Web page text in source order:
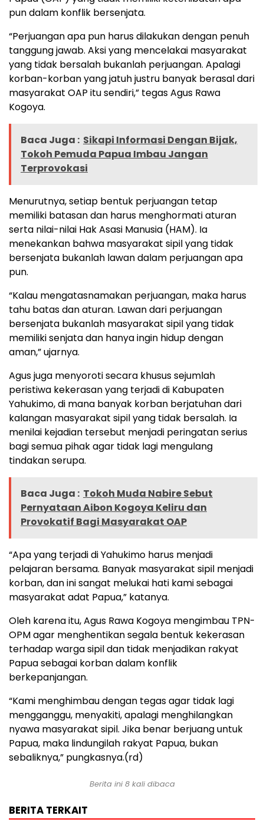
pun dalam konflik bersenjata.
“Perjuangan apa pun harus dilakukan dengan penuh
tanggung jawab. Aksi yang mencelakai masyarakat
yang tidak bersalah bukanlah perjuangan. Apalagi
korban-korban yang jatuh justru banyak berasal dari
masyarakat OAP itu sendiri,” tegas Agus Rawa
Kogoya.
Baca Juga : Sikapi Informasi Dengan Bijak,
Tokoh Pemuda Papua Imbau Jangan
Terprovokasi
Menurutnya, setiap bentuk perjuangan tetap
memiliki batasan dan harus menghormati aturan
serta nilai-nilai Hak Asasi Manusia (HAM). Ia
menekankan bahwa masyarakat sipil yang tidak
bersenjata bukanlah lawan dalam perjuangan apa
pun.
“Kalau mengatasnamakan perjuangan, maka harus
tahu batas dan aturan. Lawan dari perjuangan
bersenjata bukanlah masyarakat sipil yang tidak
memiliki senjata dan hanya ingin hidup dengan
aman,” ujarnya.
Agus juga menyoroti secara khusus sejumlah
peristiwa kekerasan yang terjadi di Kabupaten
Yahukimo, di mana banyak korban berjatuhan dari
kalangan masyarakat sipil yang tidak bersalah. Ia
menilai kejadian tersebut menjadi peringatan serius
bagi semua pihak agar tidak lagi mengulang
tindakan serupa.
Baca Juga : Tokoh Muda Nabire Sebut
Pernyataan Aibon Kogoya Keliru dan
Provokatif Bagi Masyarakat OAP
“Apa yang terjadi di Yahukimo harus menjadi
pelajaran bersama. Banyak masyarakat sipil menjadi
korban, dan ini sangat melukai hati kami sebagai
masyarakat adat Papua,” katanya.
Oleh karena itu, Agus Rawa Kogoya mengimbau TPN-
OPM agar menghentikan segala bentuk kekerasan
terhadap warga sipil dan tidak menjadikan rakyat
Papua sebagai korban dalam konflik
berkepanjangan.
“Kami menghimbau dengan tegas agar tidak lagi
mengganggu, menyakiti, apalagi menghilangkan
nyawa masyarakat sipil. Jika benar berjuang untuk
Papua, maka lindungilah rakyat Papua, bukan
sebaliknya,” pungkasnya.(rd)
Berita ini 8 kali dibaca
BERITA TERKAIT